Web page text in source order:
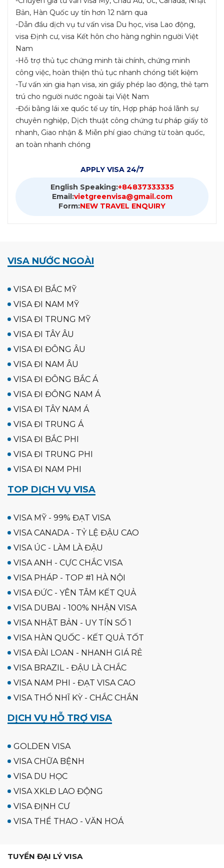
Bản, Hàn Quốc uy tín hơn 12 năm qua
-Dẫn đầu dịch vụ tư vấn visa Du học, visa Lao động,
visa Định cư, visa Kết hôn cho hàng nghìn người Việt
Nam
-Hỗ trợ thủ tục chứng minh tài chính, chứng minh
công việc, hoàn thiện thủ tục nhanh chóng tiết kiệm
-Tư vấn xin gia hạn visa, xin giấy phép lao động, thẻ tạm
trú cho người nước ngoài tại Việt Nam
-Đổi bằng lái xe quốc tế uy tín, Hợp pháp hoá lãnh sự
chuyên nghiệp, Dịch thuật công chứng tư pháp giấy tờ
nhanh, Giao nhận & Miễn phí giao chứng từ toàn quốc,
an toàn nhanh chóng
APPLY VISA 24/7
English Speaking:+84837333335
Email:vietgreenvisa@gmail.com
Form:NEW TRAVEL ENQUIRY
VISA NƯỚC NGOÀI
VISA ĐI BẮC MỸ
VISA ĐI NAM MỸ
VISA ĐI TRUNG MỸ
VISA ĐI TÂY ÂU
VISA ĐI ĐÔNG ÂU
VISA ĐI NAM ÂU
VISA ĐI ĐÔNG BẮC Á
VISA ĐI ĐÔNG NAM Á
VISA ĐI TÂY NAM Á
VISA ĐI TRUNG Á
VISA ĐI BẮC PHI
VISA ĐI TRUNG PHI
VISA ĐI NAM PHI
TOP DỊCH VỤ VISA
VISA MỸ - 99% ĐẠT VISA
VISA CANADA - TỶ LỆ ĐẬU CAO
VISA ÚC - LÀM LÀ ĐẬU
VISA ANH - CỰC CHẮC VISA
VISA PHÁP - TOP #1 HÀ NỘI
VISA ĐỨC - YÊN TÂM KẾT QUẢ
VISA DUBAI - 100% NHẬN VISA
VISA NHẬT BẢN - UY TÍN SỐ 1
VISA HÀN QUỐC - KẾT QUẢ TỐT
VISA ĐÀI LOAN - NHANH GIÁ RẺ
VISA BRAZIL - ĐẬU LÀ CHẮC
VISA NAM PHI - ĐẠT VISA CAO
VISA THỔ NHĨ KỲ - CHẮC CHẮN
DỊCH VỤ HỖ TRỢ VISA
GOLDEN VISA
VISA CHỮA BỆNH
VISA DU HỌC
VISA XKLĐ LAO ĐỘNG
VISA ĐỊNH CƯ
VISA THỂ THAO - VĂN HOÁ
TUYỂN ĐẠI LÝ VISA